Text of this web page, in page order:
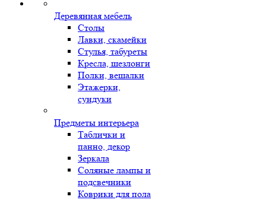
Деревянная мебель
Столы
Лавки, скамейки
Стулья, табуреты
Кресла, шезлонги
Полки, вешалки
Этажерки,
сундуки
Предметы интерьера
Таблички и
панно, декор
Зеркала
Соляные лампы и
подсвечники
Коврики для пола